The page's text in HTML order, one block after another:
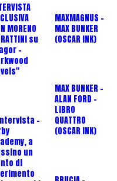
MORENO
su
-
-
a
un
di
MAXMAGNUS –
MAX BUNKER
(OSCAR INK)
MAX BUNKER –
ALAN FORD –
LIBRO
QUATTRO
(OSCAR INK)